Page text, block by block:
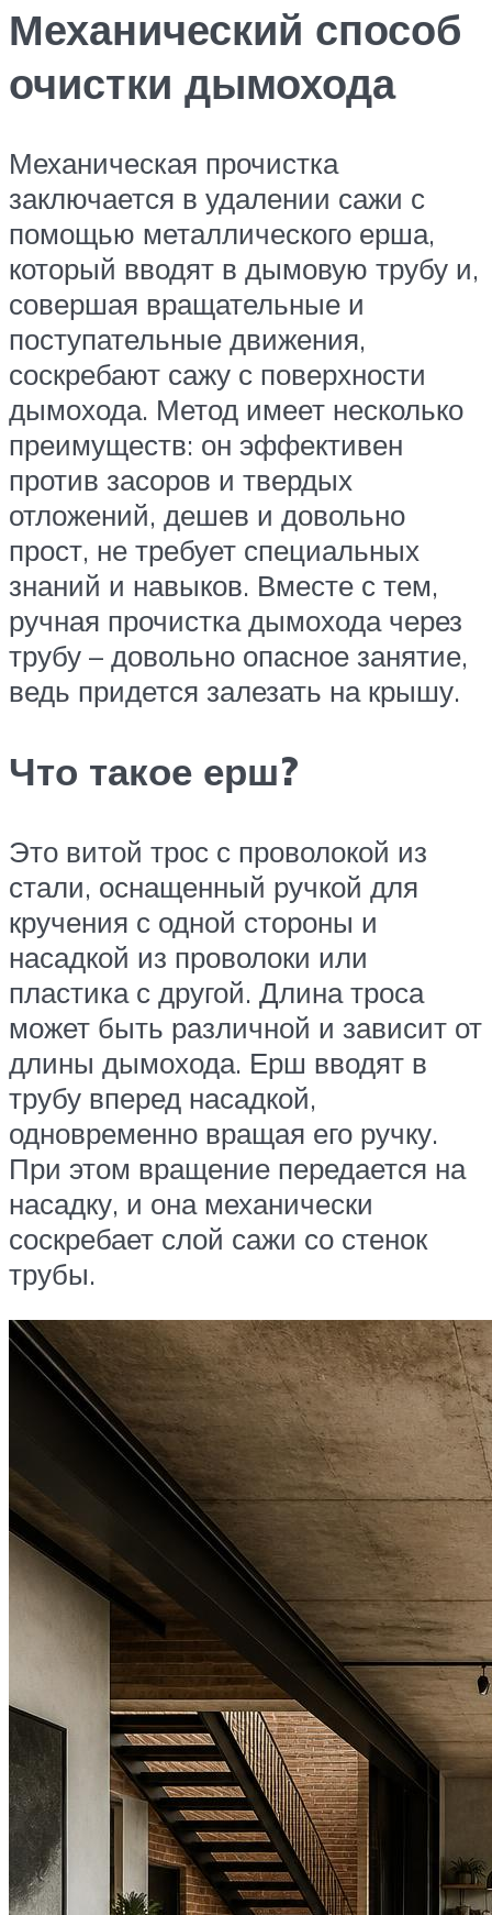
Механический способ
очистки дымохода
Механическая прочистка
заключается в удалении сажи с
помощью металлического ерша,
который вводят в дымовую трубу и,
совершая вращательные и
поступательные движения,
соскребают сажу с поверхности
дымохода. Метод имеет несколько
преимуществ: он эффективен
против засоров и твердых
отложений, дешев и довольно
прост, не требует специальных
знаний и навыков. Вместе с тем,
ручная прочистка дымохода через
трубу – довольно опасное занятие,
ведь придется залезать на крышу.
Что такое ерш?
Это витой трос с проволокой из
стали, оснащенный ручкой для
кручения с одной стороны и
насадкой из проволоки или
пластика с другой. Длина троса
может быть различной и зависит от
длины дымохода. Ерш вводят в
трубу вперед насадкой,
одновременно вращая его ручку.
При этом вращение передается на
насадку, и она механически
соскребает слой сажи со стенок
трубы.